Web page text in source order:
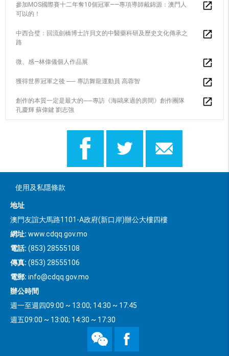
參加MOS國際賽十二年奪10個冠軍——專項導師戴錦源：澳門人
可以的！
中西合璧：回流劍橋博士許貝文的中醫藥科研及歷史文化傳承之
路
微、感—林偉儀個人作品展
獲得世界冠軍之後 ── 專訪舞龍運動員 高蓉智
創作的本質一定是最大的──專訪《海鷗來過的房間》創作團隊
孔慶輝 蘇偉鍵 劉志強
使用及私隱條款
地址
澳門友誼大馬路1101-A政府(新口岸)辦公大樓四樓
網址: www.cdqq.gov.mo
電話: (853) 28555108
傳真: (853) 28555106
電郵: info@cdqq.gov.mo
辦公時間
週一至週四09:00 ~ 13:00; 14:30 ~ 17:45
週五09:00 ~ 13:00; 14:30 ~ 17:30